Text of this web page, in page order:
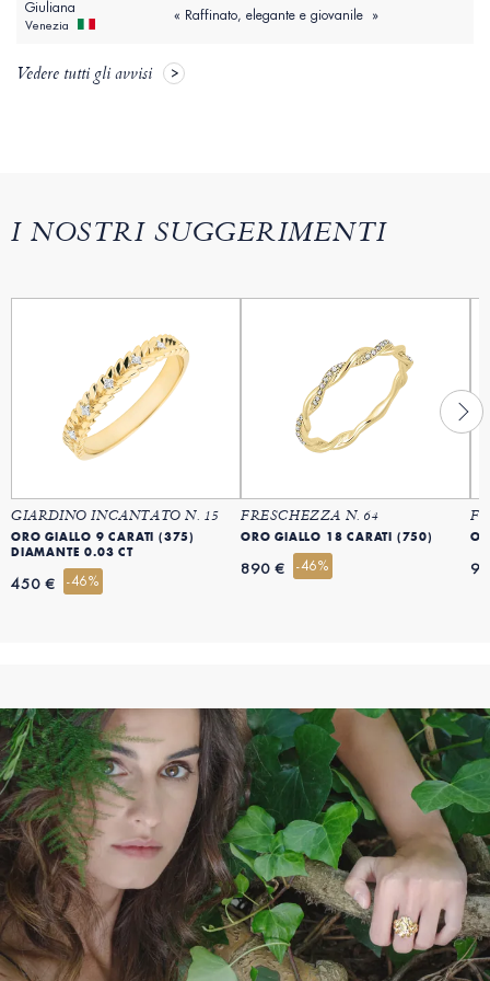
Giuliana
Venezia
« Raffinato, elegante e giovanile »
Vedere tutti gli avvisi
I NOSTRI SUGGERIMENTI
GIARDINO INCANTATO N. 15
ORO GIALLO 9 CARATI (375)
DIAMANTE 0.03 CT
450 € -46%
FRESCHEZZA N. 64
ORO GIALLO 18 CARATI (750)
890 € -46%